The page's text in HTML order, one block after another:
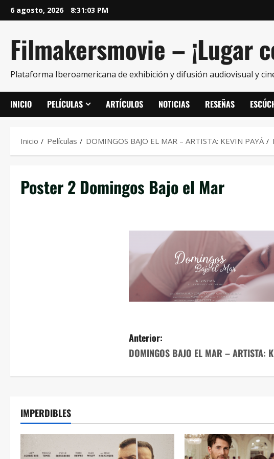
6 agosto, 2026 8:31:03 PM
Filmakersmovie – ¡Lugar
Plataforma Iberoamericana de exhibición y difusión audiovisual y
INICIO PELÍCULAS ARTÍCULOS NOTICIAS RESEÑAS
Inicio Películas DOMINGOS BAJO EL MAR – ARTISTA: KEVIN PAYÁ
Poster 2 Domingos Bajo el Mar
Anterior:
DOMINGOS BAJO EL MAR – ARTISTA:
IMPERDIBLES